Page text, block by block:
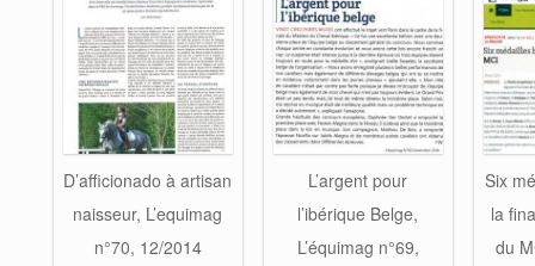
D’afficionado à artisan
naisseur, L’equimag
n°70, 12/2014
L’argent pour
l’ibérique Belge,
L’équimag n°69,
Six
la
du